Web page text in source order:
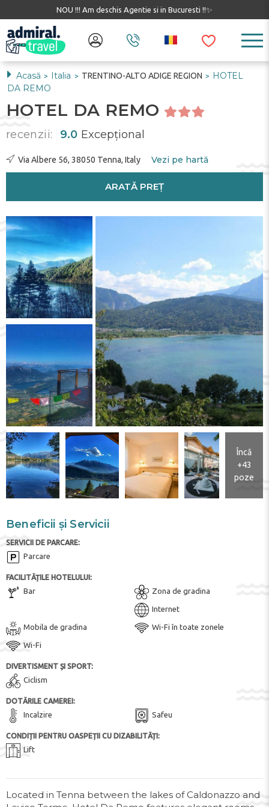
NOU !!! Am deschis Agentie si in Bucuresti !!✨
Acasă > Italia > TRENTINO-ALTO ADIGE REGION >
HOTEL
DA REMO
HOTEL DA REMO
recenzii: 9.0 Excepţional
Via Albere 56, 38050 Tenna, Italy Vezi pe hartă
ARATĂ PREȚ
Încă
+43
poze
Beneficii și Servicii
SERVICII DE PARCARE:
Parcare
FACILITĂȚILE HOTELULUI:
Bar Zona de gradina
Internet
Mobila de gradina Wi-Fi în toate zonele
Wi-Fi
DIVERTISMENT ȘI SPORT:
Ciclism
DOTĂRILE CAMEREI:
Incalzire Safeu
CONDIȚII PENTRU OASPEȚII CU DIZABILITĂȚI:
Lift
Located in Tenna between the lakes of Caldonazzo and